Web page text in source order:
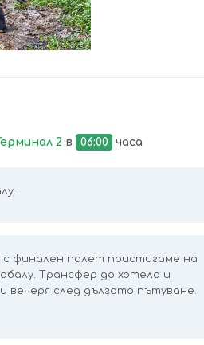
2 в 06:00 часа
финален полет пристигаме на
Трансфер до хотела и
вечеря след дългото пътуване.